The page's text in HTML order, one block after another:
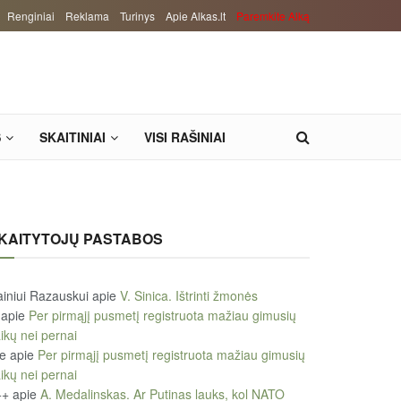
Renginiai Reklama Turinys Apie Alkas.lt Paremkite Alką
SKAITINIAI VISI RAŠINIAI
PASTABOS
Razauskui apie V. Sinica. Ištrinti žmonės
apie Per pirmąjį pusmetį registruota mažiau gimusių
nei pernai
apie Per pirmąjį pusmetį registruota mažiau gimusių
nei pernai
apie A. Medalinskas. Ar Putinas lauks, kol NATO